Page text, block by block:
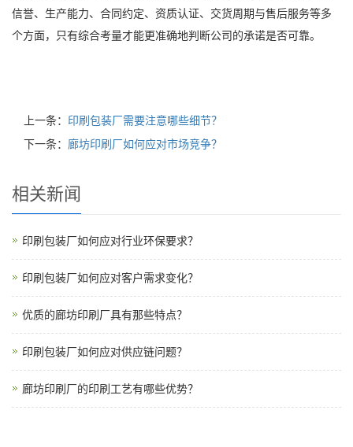
信誉、生产能力、合同约定、资质认证、交货周期与售后服务等多
个方面，只有综合考量才能更准确地判断公司的承诺是否可靠。
上一条： 印刷包装厂需要注意哪些细节？
下一条： 廊坊印刷厂如何应对市场竞争？
相关新闻
印刷包装厂如何应对行业环保要求？
印刷包装厂如何应对客户需求变化？
优质的廊坊印刷厂具有那些特点？
印刷包装厂如何应对供应链问题？
廊坊印刷厂的印刷工艺有哪些优势？